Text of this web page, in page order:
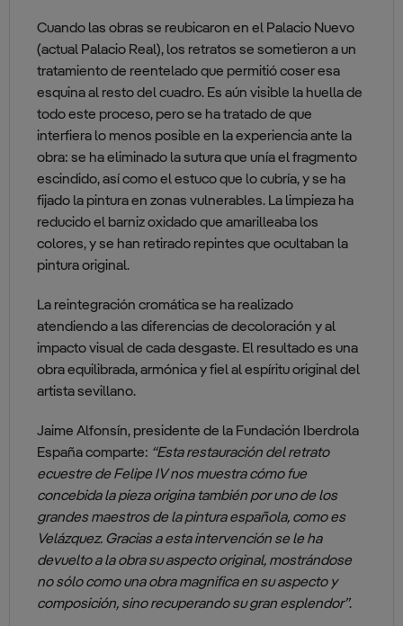
Cuando las obras se reubicaron en el Palacio Nuevo
(actual Palacio Real), los retratos se sometieron a un
tratamiento de reentelado que permitió coser esa
esquina al resto del cuadro. Es aún visible la huella de
todo este proceso, pero se ha tratado de que
interfiera lo menos posible en la experiencia ante la
obra: se ha eliminado la sutura que unía el fragmento
escindido, así como el estuco que lo cubría, y se ha
fijado la pintura en zonas vulnerables. La limpieza ha
reducido el barniz oxidado que amarilleaba los
colores, y se han retirado repintes que ocultaban la
pintura original.
La reintegración cromática se ha realizado
atendiendo a las diferencias de decoloración y al
impacto visual de cada desgaste. El resultado es una
obra equilibrada, armónica y fiel al espíritu original del
artista sevillano.
Jaime Alfonsín, presidente de la Fundación Iberdrola
España comparte: “Esta restauración del retrato
ecuestre de Felipe IV nos muestra cómo fue
concebida la pieza origina también por uno de los
grandes maestros de la pintura española, como es
Velázquez. Gracias a esta intervención se le ha
devuelto a la obra su aspecto original, mostrándose
no sólo como una obra magnifica en su aspecto y
composición, sino recuperando su gran esplendor”.